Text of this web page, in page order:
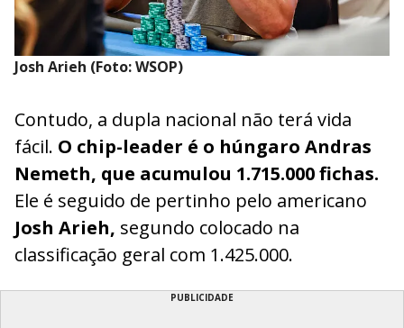
Josh Arieh (Foto: WSOP)
Contudo, a dupla nacional não terá vida
fácil. O chip-leader é o húngaro Andras
Nemeth, que acumulou 1.715.000 fichas.
Ele é seguido de pertinho pelo americano
Josh Arieh, segundo colocado na
classificação geral com 1.425.000.
PUBLICIDADE